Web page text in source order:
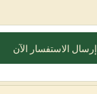
إرسال الاستفسار الآن